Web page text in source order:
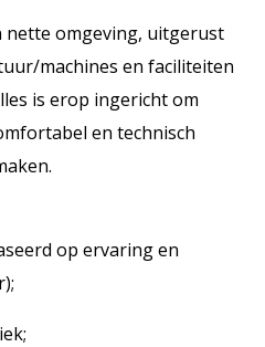
nette omgeving, uitgerust
machines en faciliteiten
is erop ingericht om
en technisch
op ervaring en